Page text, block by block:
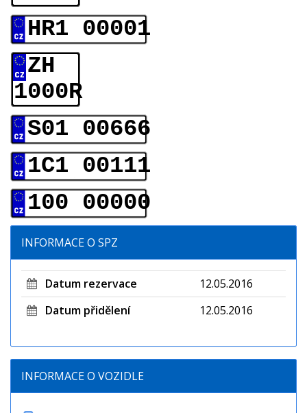
HR1 00001
ZH
1000R
S01 00666
1C1 00111
100 00000
INFORMACE O SPZ
Datum rezervace
12.05.2016
Datum přidělení
12.05.2016
INFORMACE O VOZIDLE